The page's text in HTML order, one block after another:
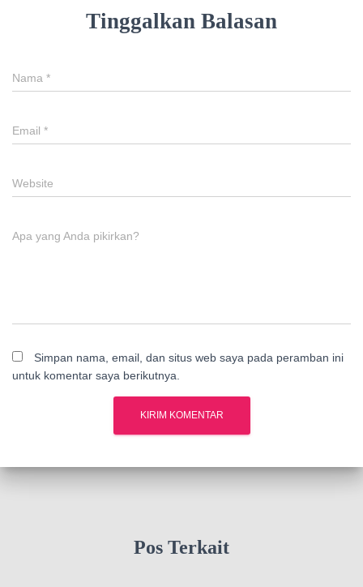
Tinggalkan Balasan
Nama *
Email *
Website
Apa yang Anda pikirkan?
Simpan nama, email, dan situs web saya pada peramban ini
untuk komentar saya berikutnya.
Pos Terkait